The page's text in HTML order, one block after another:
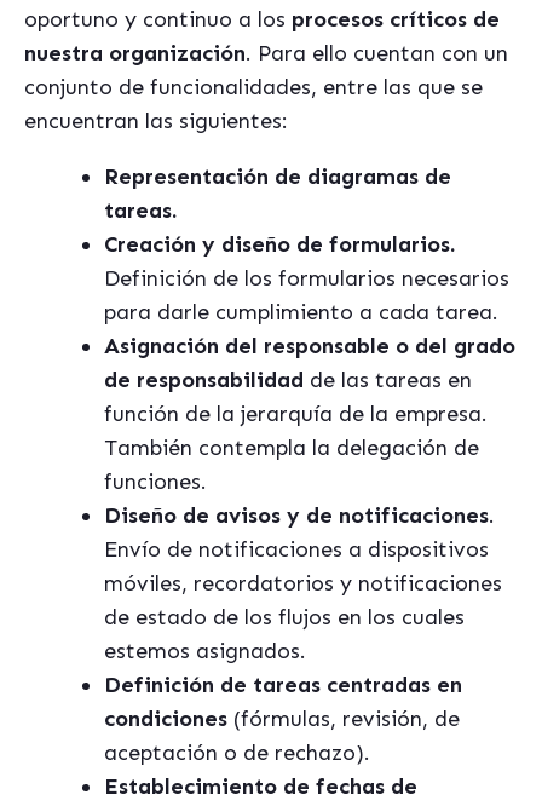
oportuno y continuo a los procesos críticos de
nuestra organización. Para ello cuentan con un
conjunto de funcionalidades, entre las que se
encuentran las siguientes:
Representación de diagramas de
tareas.
Creación y diseño de formularios.
Definición de los formularios necesarios
para darle cumplimiento a cada tarea.
Asignación del responsable o del grado
de responsabilidad de las tareas en
función de la jerarquía de la empresa.
También contempla la delegación de
funciones.
Diseño de avisos y de notificaciones.
Envío de notificaciones a dispositivos
móviles, recordatorios y notificaciones
de estado de los flujos en los cuales
estemos asignados.
Definición de tareas centradas en
condiciones (fórmulas, revisión, de
aceptación o de rechazo).
Establecimiento de fechas de